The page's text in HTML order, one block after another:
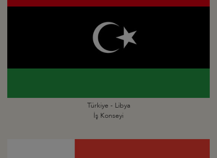
Türkiye - Libya
İş Konseyi